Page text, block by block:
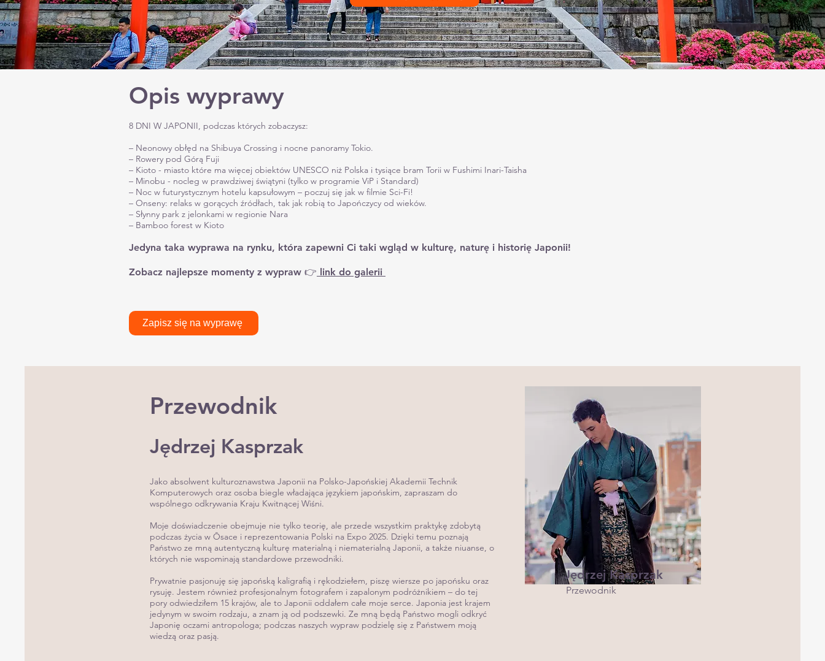
Opis wyprawy
8 DNI W JAPONII, podczas których zobaczysz:
– Neonowy obłęd na Shibuya Crossing i nocne panoramy Tokio.
– Rowery pod Górą Fuji
– Kioto - miasto które ma więcej obiektów UNESCO niż Polska i tysiące bram Torii w Fushimi Inari-Taisha
– Minobu - nocleg w prawdziwej świątyni (tylko w programie ViP i Standard)
– Noc w futurystycznym hotelu kapsułowym – poczuj się jak w filmie Sci-Fi!
– Onseny: relaks w gorących źródłach, tak jak robią to Japończycy od wieków.
– Słynny park z jelonkami w regionie Nara
– Bamboo forest w Kioto
​Jedyna taka wyprawa na rynku, która zapewni Ci taki wgląd w kulturę, naturę i historię Japonii!
Zobacz najlepsze momenty z wypraw 👉 link do galerii
Zapisz się na wyprawę
Jędrzej Kasprzak
Przewodnik
Jędrzej Kasprzak
Jako absolwent kulturoznawstwa Japonii na Polsko-Japońskiej Akademii Technik
Komputerowych oraz osoba biegle władająca językiem japońskim, zapraszam do
wspólnego odkrywania Kraju Kwitnącej Wiśni.
Moje doświadczenie obejmuje nie tylko teorię, ale przede wszystkim praktykę zdobytą
podczas życia w Ōsace i reprezentowania Polski na Expo 2025. Dzięki temu poznają
Państwo ze mną autentyczną kulturę materialną i niematerialną Japonii, a także niuanse, o
których nie wspominają standardowe przewodniki.
Prywatnie pasjonuję się japońską kaligrafią i rękodziełem, piszę wiersze po japońsku oraz
rysuję. Jestem również profesjonalnym fotografem i zapalonym podróżnikiem – do tej
pory odwiedziłem 15 krajów, ale to Japonii oddałem całe moje serce. Japonia jest krajem
jedynym w swoim rodzaju, a znam ją od podszewki. Ze mną będą Państwo mogli odkryć
Japonię oczami antropologa; podczas naszych wypraw podzielę się z Państwem moją
wiedzą oraz pasją.
Przewodnik